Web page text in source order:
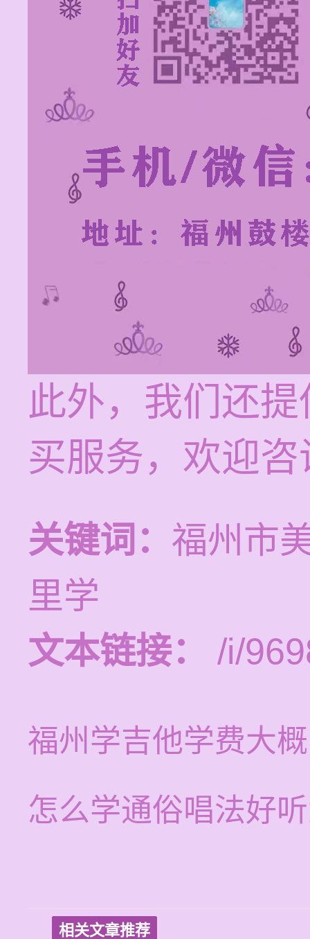
此外，我们还
买服务，欢迎咨
关键词： 福州市
里学
文本链接：
/i/
福州学吉他学费大
怎么学通俗唱法好
相关文章推荐